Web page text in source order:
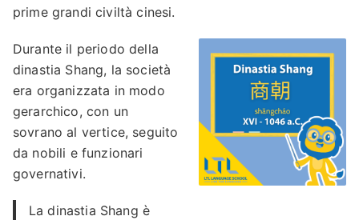
prime grandi civiltà cinesi.
Durante il periodo della
dinastia Shang, la società
era organizzata in modo
gerarchico, con un
sovrano al vertice, seguito
da nobili e funzionari
governativi.
La dinastia Shang è